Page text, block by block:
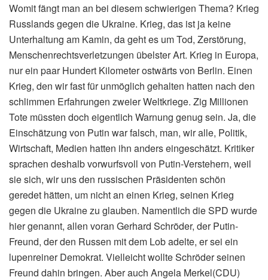
Womit fängt man an bei diesem schwierigen Thema? Krieg
Russlands gegen die Ukraine. Krieg, das ist ja keine
Unterhaltung am Kamin, da geht es um Tod, Zerstörung,
Menschenrechtsverletzungen übelster Art. Krieg in Europa,
nur ein paar Hundert Kilometer ostwärts von Berlin. Einen
Krieg, den wir fast für unmöglich gehalten hatten nach den
schlimmen Erfahrungen zweier Weltkriege. Zig Millionen
Tote müssten doch eigentlich Warnung genug sein. Ja, die
Einschätzung von Putin war falsch, man, wir alle, Politik,
Wirtschaft, Medien hatten ihn anders eingeschätzt. Kritiker
sprachen deshalb vorwurfsvoll von Putin-Verstehern, weil
sie sich, wir uns den russischen Präsidenten schön
geredet hätten, um nicht an einen Krieg, seinen Krieg
gegen die Ukraine zu glauben. Namentlich die SPD wurde
hier genannt, allen voran Gerhard Schröder, der Putin-
Freund, der den Russen mit dem Lob adelte, er sei ein
lupenreiner Demokrat. Vielleicht wollte Schröder seinen
Freund dahin bringen. Aber auch Angela Merkel(CDU)